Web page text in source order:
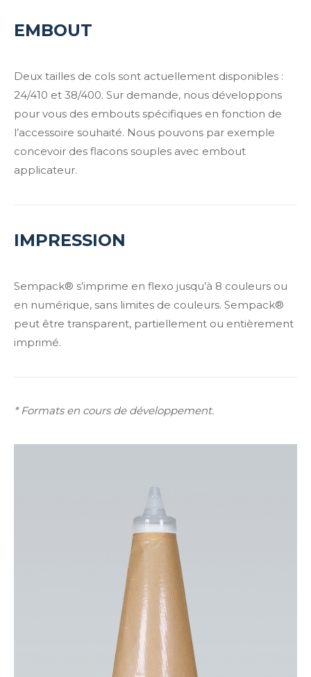
EMBOUT
Deux tailles de cols sont actuellement disponibles :
24/410 et 38/400. Sur demande, nous développons
pour vous des embouts spécifiques en fonction de
l’accessoire souhaité. Nous pouvons par exemple
concevoir des flacons souples avec embout
applicateur.
IMPRESSION
Sempack® s’imprime en flexo jusqu’à 8 couleurs ou
en numérique, sans limites de couleurs. Sempack®
peut être transparent, partiellement ou entièrement
imprimé.
* Formats en cours de développement.